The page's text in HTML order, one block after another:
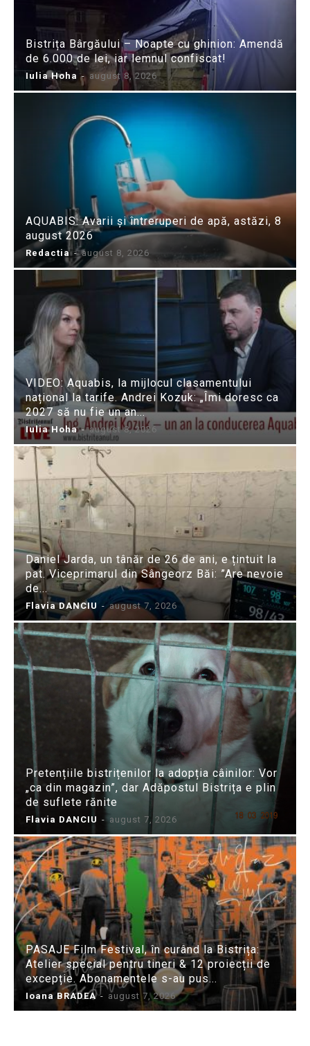
Bistrița Bârgăului – Noapte cu ghinion: Amendă
de 6.000 de lei, iar lemnul confiscat!
Iulia Hoha - august 8, 2026
AQUABIS: Avarii și întreruperi de apă, astăzi, 8
august 2026
Redactia - august 8, 2026
VIDEO: Aquabis, la mijlocul clasamentului
național la tarife. Andrei Kozuk: „Îmi doresc ca
2027 să nu fie un an...
Iulia Hoha - august 8, 2026
Daniel Jarda, un tânăr de 26 de ani, e țintuit la
pat. Viceprimarul din Sângeorz Băi: ”Are nevoie
de...
Flavia DANCIU - august 7, 2026
Pretențiile bistrițenilor la adopția câinilor: Vor
„ca din magazin”, dar Adăpostul Bistrița e plin
de suflete rănite
Flavia DANCIU - august 7, 2026
PASAJE Film Festival, în curând la Bistrița:
Atelier special pentru tineri & 12 proiecții de
excepție. Abonamentele s-au pus...
Ioana BRADEA - august 7, 2026